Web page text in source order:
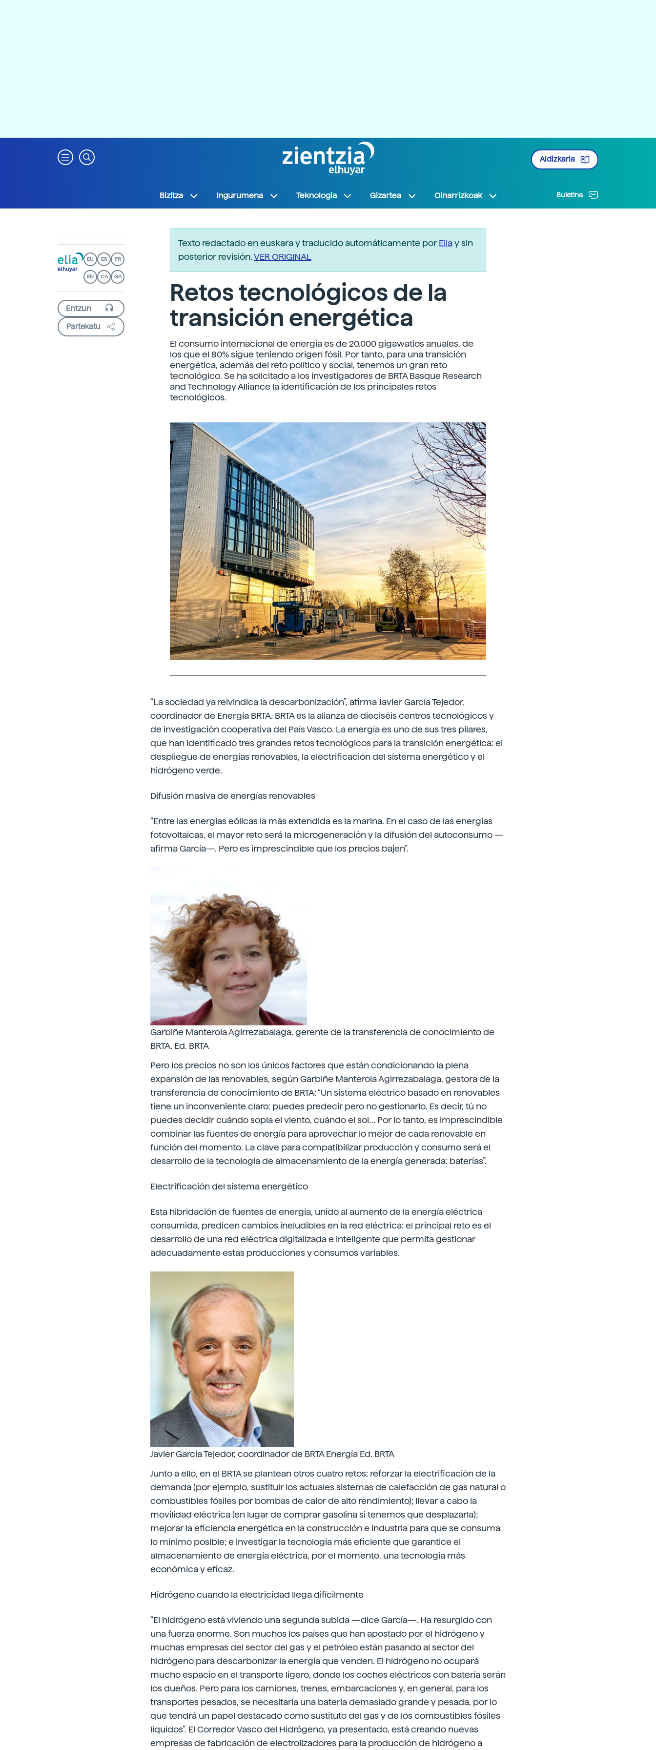
Aldizkaria
Bizitza Ingurumena Teknologia Gizartea Oinarrizkoak Buletina
EU ES FR
EN CA GA
Partekatu
Texto redactado en euskara y traducido automáticamente porEliay sin
posterior revisión.VER ORIGINAL
Retos tecnológicos de la
transición energética
El consumo internacional de energía es de 20.000 gigawatios anuales, de
los que el 80% sigue teniendo origen fósil. Por tanto, para una transición
energética, además del reto político y social, tenemos un gran reto
tecnológico. Se ha solicitado a los investigadores de BRTA Basque Research
and Technology Alliance la identificación de los principales retos
tecnológicos.
“La sociedad ya reivindica la descarbonización”, afirma Javier García Tejedor,
coordinador de Energía BRTA. BRTA es la alianza de dieciséis centros tecnológicos y
de investigación cooperativa del País Vasco. La energía es uno de sus tres pilares,
que han identificado tres grandes retos tecnológicos para la transición energética: el
despliegue de energías renovables, la electrificación del sistema energético y el
hidrógeno verde.
Difusión masiva de energías renovables
“Entre las energías eólicas la más extendida es la marina. En el caso de las energías
fotovoltaicas, el mayor reto será la microgeneración y la difusión del autoconsumo —
afirma García—. Pero es imprescindible que los precios bajen”.
Garbiñe Manterola Agirrezabalaga, gerente de la transferencia de conocimiento de
BRTA. Ed. BRTA
Pero los precios no son los únicos factores que están condicionando la plena
expansión de las renovables, según Garbiñe Manterola Agirrezabalaga, gestora de la
transferencia de conocimiento de BRTA: “Un sistema eléctrico basado en renovables
tiene un inconveniente claro: puedes predecir pero no gestionarlo. Es decir, tú no
puedes decidir cuándo sopla el viento, cuándo el sol… Por lo tanto, es imprescindible
combinar las fuentes de energía para aprovechar lo mejor de cada renovable en
función del momento. La clave para compatibilizar producción y consumo será el
desarrollo de la tecnología de almacenamiento de la energía generada: baterías”.
Electrificación del sistema energético
Esta hibridación de fuentes de energía, unido al aumento de la energía eléctrica
consumida, predicen cambios ineludibles en la red eléctrica: el principal reto es el
desarrollo de una red eléctrica digitalizada e inteligente que permita gestionar
adecuadamente estas producciones y consumos variables.
Javier García Tejedor, coordinador de BRTA Energía Ed. BRTA
Junto a ello, en el BRTA se plantean otros cuatro retos: reforzar la electrificación de la
demanda (por ejemplo, sustituir los actuales sistemas de calefacción de gas natural o
combustibles fósiles por bombas de calor de alto rendimiento); llevar a cabo la
movilidad eléctrica (en lugar de comprar gasolina si tenemos que desplazarla);
mejorar la eficiencia energética en la construcción e industria para que se consuma
lo mínimo posible; e investigar la tecnología más eficiente que garantice el
almacenamiento de energía eléctrica, por el momento, una tecnología más
económica y eficaz.
Hidrógeno cuando la electricidad llega difícilmente
“El hidrógeno está viviendo una segunda subida —dice García—. Ha resurgido con
una fuerza enorme. Son muchos los países que han apostado por el hidrógeno y
muchas empresas del sector del gas y el petróleo están pasando al sector del
hidrógeno para descarbonizar la energía que venden. El hidrógeno no ocupará
mucho espacio en el transporte ligero, donde los coches eléctricos con batería serán
los dueños. Pero para los camiones, trenes, embarcaciones y, en general, para los
transportes pesados, se necesitaría una batería demasiado grande y pesada, por lo
que tendrá un papel destacado como sustituto del gas y de los combustibles fósiles
líquidos”. El Corredor Vasco del Hidrógeno, ya presentado, está creando nuevas
empresas de fabricación de electrolizadores para la producción de hidrógeno a